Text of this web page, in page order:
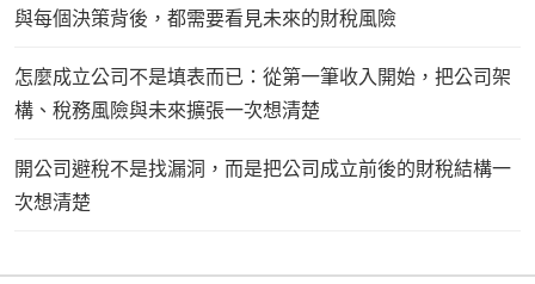
與每個決策背後，都需要看見未來的財稅風險
怎麼成立公司不是填表而已：從第一筆收入開始，把公司架
構、稅務風險與未來擴張一次想清楚
開公司避稅不是找漏洞，而是把公司成立前後的財稅結構一
次想清楚